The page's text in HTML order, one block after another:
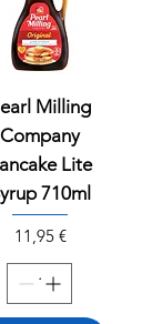
Milling
Company
Lite
710ml
Precio
11,95 €